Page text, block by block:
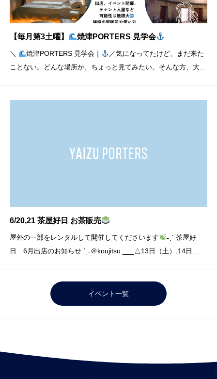
【毎月第3土曜】 焼津PORTERS 見学会
＼ 焼津PORTERS 見学会｜
／気になってたけど、まだ来た
ことない。どんな場所か、ちょっと見てみたい。そんな方、大歓
6/20,21 茶屋好日 お茶販売
屋外の一部をレンタルして開催してくださいます
˗ˏˋ 茶屋好
日 6月出店のお知らせ ˊˎ˗＠koujitsu.___△13日（土）,14日
イベント一覧